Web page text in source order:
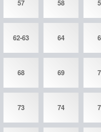
57 58
62-63 64
68 69
73 74